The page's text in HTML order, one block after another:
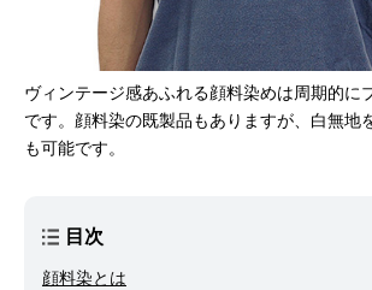
ヴィンテージ感あふれる顔料染めは周期的に
です。顔料染の既製品もありますが、白無地
も可能です。
目次
顔料染とは